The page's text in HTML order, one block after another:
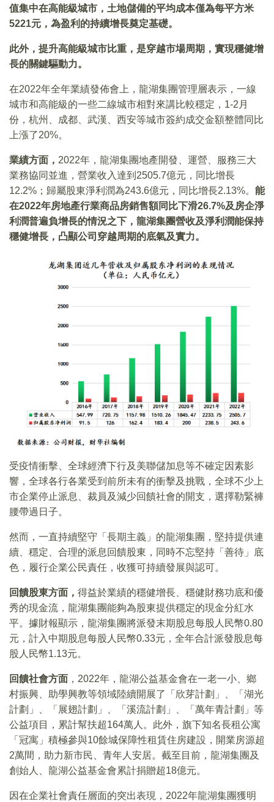
值集中在高能級城市，土地儲備的平均成本僅為每平方米
5221元，為盈利的持續增長奠定基礎。
此外，提升高能級城市比重，是穿越市場周期，實現穩健增
長的關鍵驅動力。
在2022年全年業績發佈會上，龍湖集團管理層表示，一線
城市和高能級的一些二線城市相對來講比較穩定，1-2月
份，杭州、成都、武漢、西安等城市簽約成交金額整體同比
上漲了20%。
業績方面， 2022年，龍湖集團地產開發、運營、服務三大
業務協同並進，營業收入達到2505.7億元，同比增長
12.2%；歸屬股東淨利潤為243.6億元，同比增長2.13%。 能
在2022年房地產行業商品房銷售額同比下滑26.7%及房企淨
利潤普遍負增長的情況之下，龍湖集團營收及淨利潤能保持
穩健增長，凸顯公司穿越周期的底氣及實力。
受疫情衝擊、全球經濟下行及美聯儲加息等不確定因素影
響，全球各行各業受到前所未有的衝擊及挑戰，全球不少上
市企業停止派息、裁員及減少回饋社會的開支，選擇勒緊褲
腰帶過日子。
然而，一直持續堅守「長期主義」的龍湖集團，堅持提供連
續、穩定、合理的派息回饋股東，同時不忘堅持「善待」底
色，履行企業公民責任，收獲可持續發展與認可。
回饋股東方面， 得益於業績的穩健增長、穩健財務功底和優
秀的現金流，龍湖集團能夠為股東提供穩定的現金分紅水
平。據財報顯示，龍湖集團將派發末期股息每股人民幣0.80
元，計入中期股息每股人民幣0.33元，全年合計派發股息每
股人民幣1.13元。
回饋社會方面 ，2022年，龍湖公益基金會在一老一小、鄉
村振興、助學興教等領域陸續開展了「欣芽計劃」、「湖光
計劃」、「展翅計劃」、「溪流計劃」、「萬年青計劃」等
公益項目，累計幫扶超164萬人。此外，旗下知名長租公寓
「冠寓」積極參與10餘城保障性租賃住房建設，開業房源超
2萬間，助力新市民、青年人安居。截至目前，龍湖集團及
創始人、龍湖公益基金會累計捐贈超18億元。
因在企業社會責任層面的突出表現，2022年龍湖集團獲明